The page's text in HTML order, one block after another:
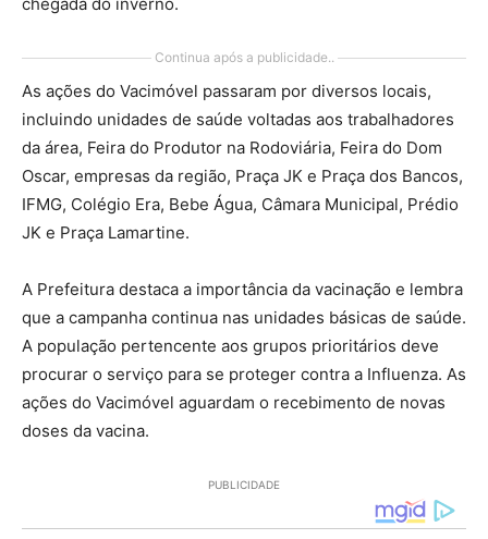
Continua após a publicidade..
As ações do Vacimóvel passaram por diversos locais,
incluindo unidades de saúde voltadas aos trabalhadores
da área, Feira do Produtor na Rodoviária, Feira do Dom
Oscar, empresas da região, Praça JK e Praça dos Bancos,
IFMG, Colégio Era, Bebe Água, Câmara Municipal, Prédio
JK e Praça Lamartine.
A Prefeitura destaca a importância da vacinação e lembra
que a campanha continua nas unidades básicas de saúde.
A população pertencente aos grupos prioritários deve
procurar o serviço para se proteger contra a Influenza. As
ações do Vacimóvel aguardam o recebimento de novas
doses da vacina.
PUBLICIDADE